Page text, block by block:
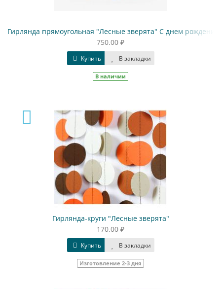
Гирлянда прямоугольная "Лесные зверята" С днем рождения
750.00 ₽
Купить В закладки
В наличии
Гирлянда-круги "Лесные зверята"
170.00 ₽
Купить В закладки
Изготовление 2-3 дня